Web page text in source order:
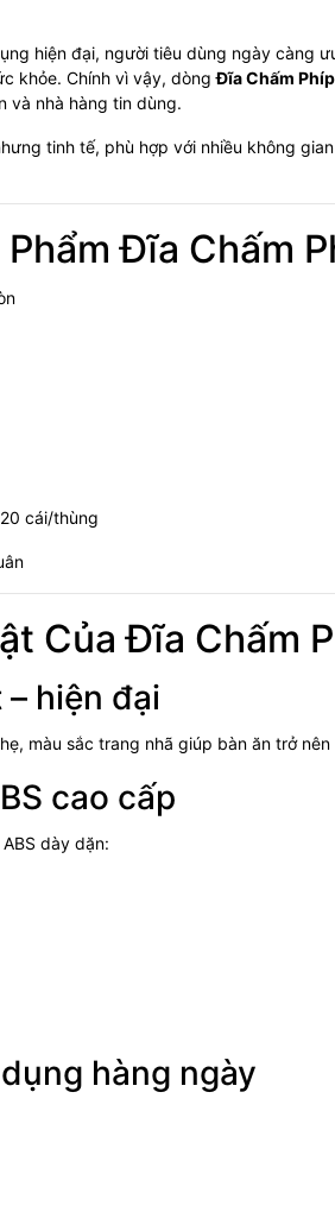
hiện đại, người tiêu dùng ngày càng
khỏe. Chính vì vậy, dòngĐĩa Chấm
và nhà hàng tin dùng.
tinh tế, phù hợp với nhiều không
Đĩa Chấm
cái/thùng
Của Đĩa Chấm
hiện đại
màu sắc trang nhã giúp bàn ăn trở
cao cấp
dày dặn:
hàng ngày